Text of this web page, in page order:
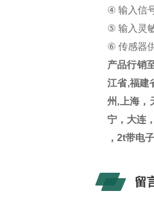
④ 输入信
⑤ 输入灵
⑥ 传感器
产品行销
江省,福建
州,上海，
宁，大连
，2t带电
留